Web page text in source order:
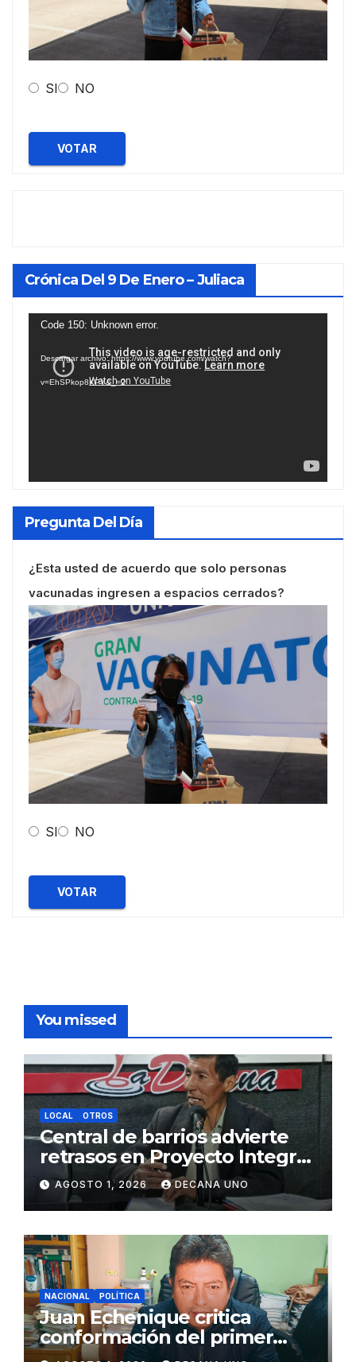
SI NO
VOTAR
Crónica Del 9 De Enero – Juliaca
Reproductor
vídeo
Code 150: Unknown error.
Descargar archivo: https://www.youtube.com/watch?
v=EhSPkop8KPY&_=2
Pregunta Del Día
¿Esta usted de acuerdo que solo personas
vacunadas ingresen a espacios cerrados?
SI NO
VOTAR
You missed
LOCAL OTROS
Central de barrios advierte
retrasos en Proyecto Integral
de Agua y Alcantarillado para
Juliaca
AGOSTO 1, 2026 DECANA UNO
NACIONAL POLÍTICA
Juan Echenique critica
conformación del primer
gabinete ministerial de Keiko